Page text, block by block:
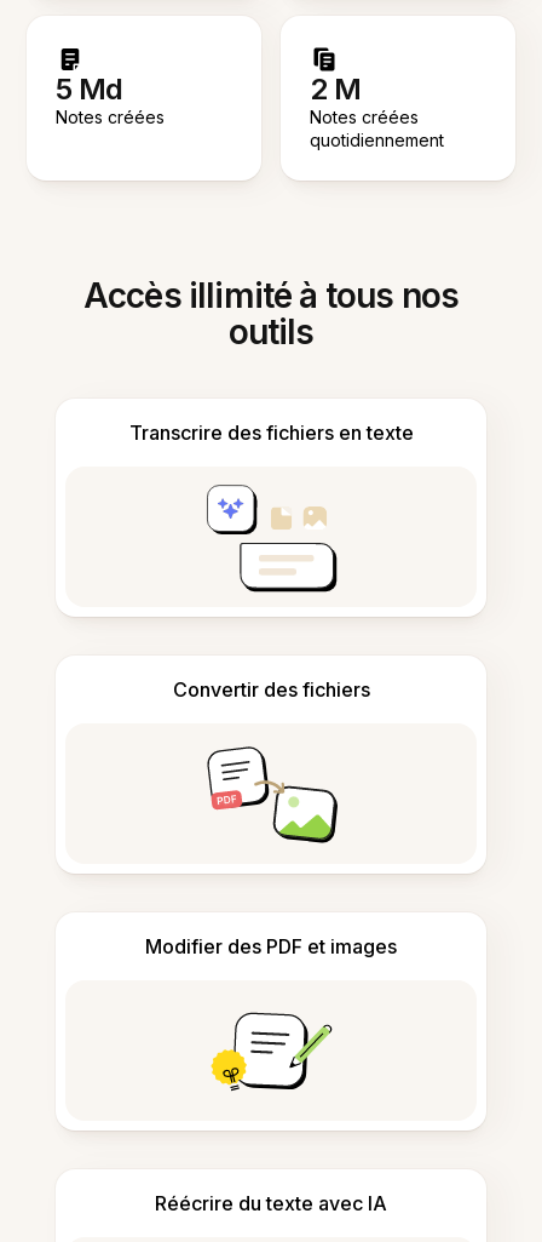
5 Md
Notes créées
2 M
Notes créées
quotidiennement
Accès illimité à tous nos
outils
Transcrire des fichiers en texte
Convertir des fichiers
Modifier des PDF et images
Réécrire du texte avec IA